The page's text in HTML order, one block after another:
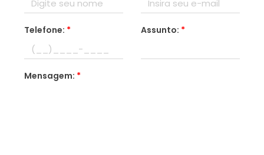
Telefone: * Assunto: *
Mensagem: *